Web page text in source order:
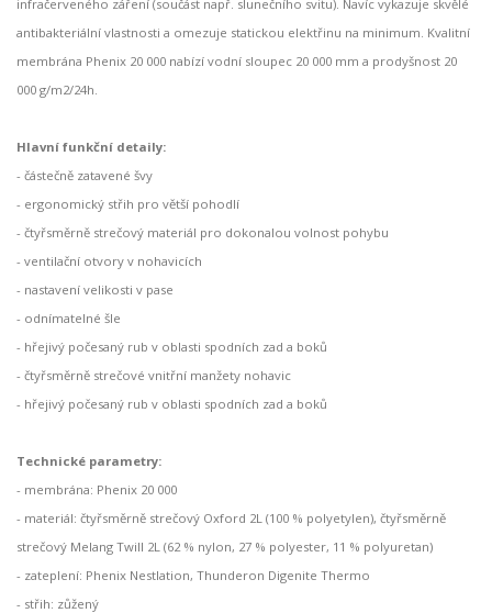
infračerveného záření (součást např. slunečního svitu). Navíc vykazuje skvělé
antibakteriální vlastnosti a omezuje statickou elektřinu na minimum. Kvalitní
membrána Phenix 20 000 nabízí vodní sloupec 20 000 mm a prodyšnost 20
000 g/m2/24h.
Hlavní funkční detaily:
- částečně zatavené švy
- ergonomický střih pro větší pohodlí
- čtyřsměrně strečový materiál pro dokonalou volnost pohybu
- ventilační otvory v nohavicích
- nastavení velikosti v pase
- odnímatelné šle
- hřejivý počesaný rub v oblasti spodních zad a boků
- čtyřsměrně strečové vnitřní manžety nohavic
- hřejivý počesaný rub v oblasti spodních zad a boků
Technické parametry:
- membrána: Phenix 20 000
- materiál: čtyřsměrně strečový Oxford 2L (100 % polyetylen), čtyřsměrně
strečový Melang Twill 2L (62 % nylon, 27 % polyester, 11 % polyuretan)
- zateplení: Phenix Nestlation, Thunderon Digenite Thermo
- střih: zůžený